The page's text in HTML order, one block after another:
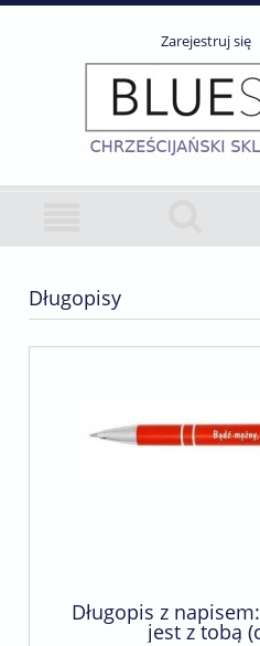
Zarejestruj się
Długopisy
Długopis z
jest z tobą